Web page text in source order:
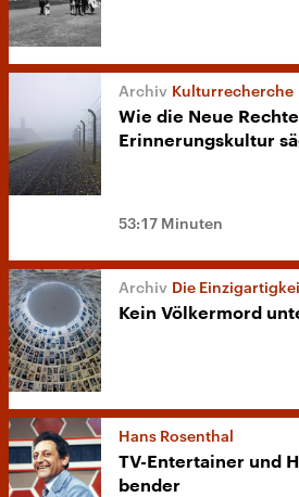
Kulturrecherche
Wie die Neue
Erinnerungskultur
53:17 Minuten
Die
Kein Völkermord
Hans Rosenthal
TV-Entertainer und
ben­der